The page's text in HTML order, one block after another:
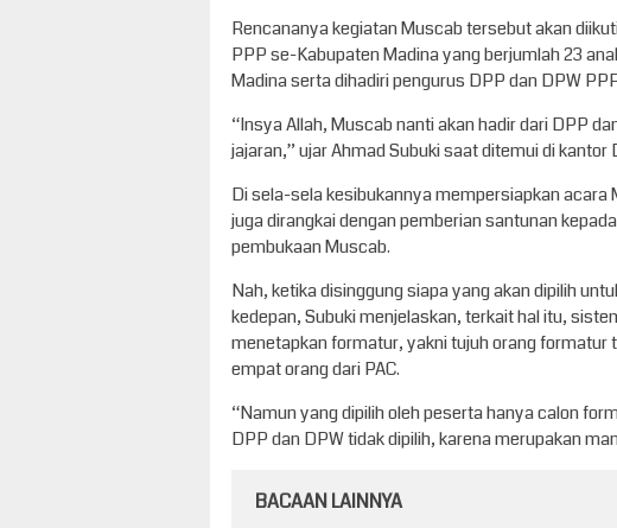
Rencananya kegiatan Muscab tersebut akan
PPP se-Kabupaten Madina yang berjumlah 23
Madina serta dihadiri pengurus DPP dan DPW
“Insya Allah, Muscab nanti akan hadir dari DPP
jajaran,” ujar Ahmad Subuki saat ditemui di kantor
Di sela-sela kesibukannya mempersiapkan
juga dirangkai dengan pemberian santunan
pembukaan Muscab.
Nah, ketika disinggung siapa yang akan dipilih
kedepan, Subuki menjelaskan, terkait hal itu,
menetapkan formatur, yakni tujuh orang formatur
empat orang dari PAC.
“Namun yang dipilih oleh peserta hanya calon
DPP dan DPW tidak dipilih, karena merupakan
BACAAN LAINNYA